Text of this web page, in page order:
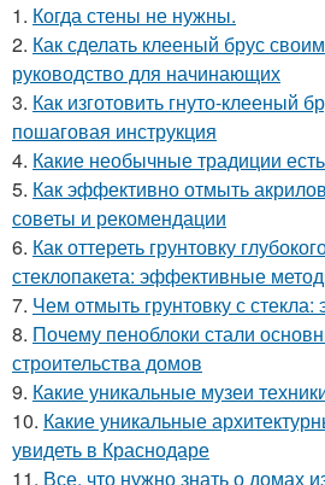
1. Когда стены не нужны.
2. Как сделать клееный брус
руководство для начинающих
3. Как изготовить гнуто-клееный
пошаговая инструкция
4. Какие необычные традиции
5. Как эффективно отмыть
советы и рекомендации
6. Как оттереть грунтовку
стеклопакета: эффективные
7. Чем отмыть грунтовку с
8. Почему пеноблоки стали
строительства домов
9. Какие уникальные музеи
10. Какие уникальные
увидеть в Краснодаре
11. Все, что нужно знать о домах